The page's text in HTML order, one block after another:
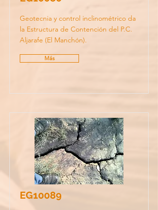
Geotecnia y control inclinométrico da
la Estructura de Contención del P.C.
Aljarafe (El Manchón).
Más
EG10089